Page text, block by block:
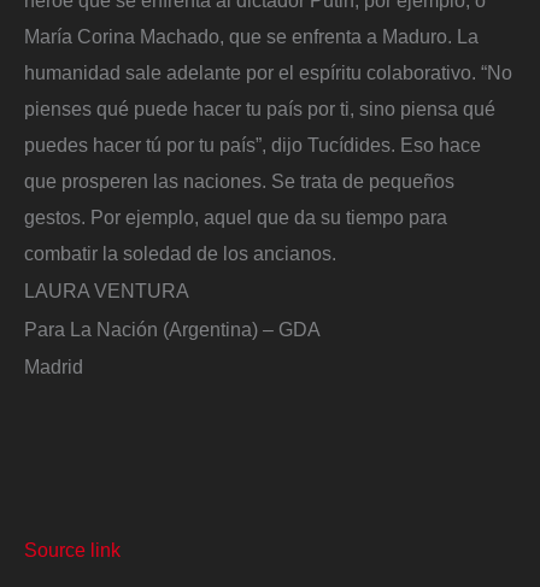
María Corina Machado, que se enfrenta a Maduro. La
humanidad sale adelante por el espíritu colaborativo. “No
pienses qué puede hacer tu país por ti, sino piensa qué
puedes hacer tú por tu país”, dijo Tucídides. Eso hace
que prosperen las naciones. Se trata de pequeños
gestos. Por ejemplo, aquel que da su tiempo para
combatir la soledad de los ancianos.
LAURA VENTURA
Para La Nación (Argentina) – GDA
Madrid
Source link